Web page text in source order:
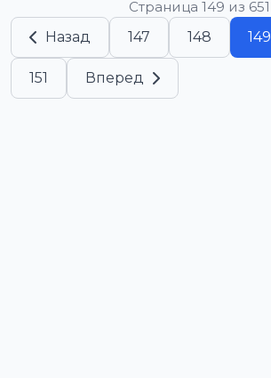
Страница 149 из 651
Назад
147 148 149
151 Вперед